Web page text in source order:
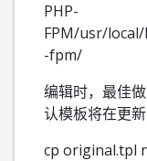
PHP-
FPM/usr/
-fpm/
编辑时，最佳
认模板将在更
cp original.tpl